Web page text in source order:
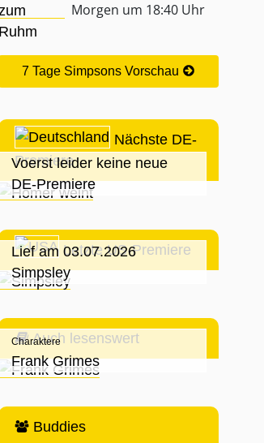
Morgen um 18:40 Uhr
7 Tage Simpsons Vorschau
Nächste DE-
Premiere
Voerst leider keine neue
DE-Premiere
Letzte US-Premiere
Lief am 03.07.2026
Simpsley
Auch lesenswert
Charaktere
Frank Grimes
Buddies